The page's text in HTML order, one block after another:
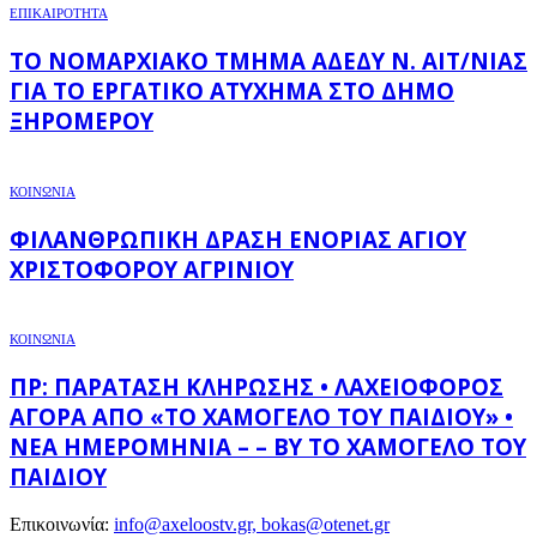
ΕΠΙΚΑΙΡΟΤΗΤΑ
ΤΟ ΝΟΜΑΡΧΙΑΚΌ ΤΜΉΜΑ ΑΔΕΔΥ Ν. ΑΙΤ/ΝΊΑΣ
ΓΙΑ ΤΟ ΕΡΓΑΤΙΚΌ ΑΤΎΧΗΜΑ ΣΤΟ ΔΉΜΟ
ΞΗΡΟΜΈΡΟΥ
ΚΟΙΝΩΝΙΑ
ΦΙΛΑΝΘΡΩΠΙΚΉ ΔΡΆΣΗ ΕΝΟΡΊΑΣ ΑΓΊΟΥ
ΧΡΙΣΤΟΦΌΡΟΥ ΑΓΡΙΝΊΟΥ
ΚΟΙΝΩΝΙΑ
ΠΡ: ΠΑΡΆΤΑΣΗ ΚΛΉΡΩΣΗΣ • ΛΑΧΕΙΟΦΌΡΟΣ
ΑΓΟΡΆ ΑΠΌ «ΤΟ ΧΑΜΌΓΕΛΟ ΤΟΥ ΠΑΙΔΙΟΎ» •
ΝΈΑ ΗΜΕΡΟΜΗΝΊΑ – – BY ΤΟ ΧΑΜΌΓΕΛΟ ΤΟΥ
ΠΑΙΔΙΟΎ
Επικοινωνία: info@axeloostv.gr, bokas@otenet.gr